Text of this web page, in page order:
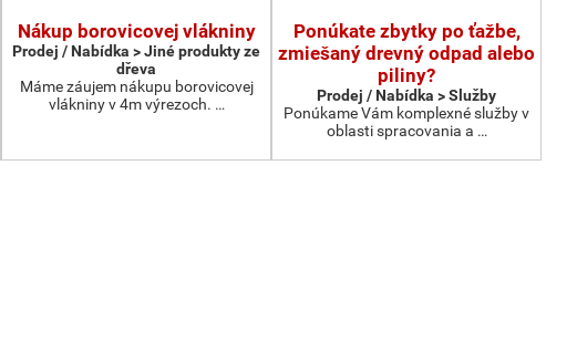
Nákup borovicovej vlákniny
Prodej / Nabídka > Jiné produkty ze
dřeva
Máme záujem nákupu borovicovej
vlákniny v 4m výrezoch. …
Ponúkate zbytky po ťažbe,
zmiešaný drevný odpad alebo
piliny?
Prodej / Nabídka > Služby
Ponúkame Vám komplexné služby v
oblasti spracovania a …